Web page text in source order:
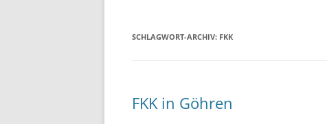
SCHLAGWORT-ARCHIV: FKK
FKK in Göhren